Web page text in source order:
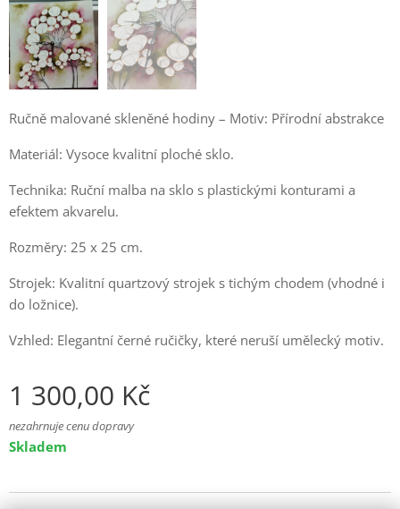
Ručně malované skleněné hodiny – Motiv: Přírodní abstrakce
Materiál: Vysoce kvalitní ploché sklo.
Technika: Ruční malba na sklo s plastickými konturami a
efektem akvarelu.
Rozměry: 25 x 25 cm.
Strojek: Kvalitní quartzový strojek s tichým chodem (vhodné i
do ložnice).
Vzhled: Elegantní černé ručičky, které neruší umělecký motiv.
1 300,00 Kč
nezahrnuje cenu dopravy
Skladem